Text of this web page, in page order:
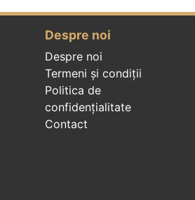
Despre noi
Despre noi
Termeni și condiții
Politica de
confidenţialitate
Contact